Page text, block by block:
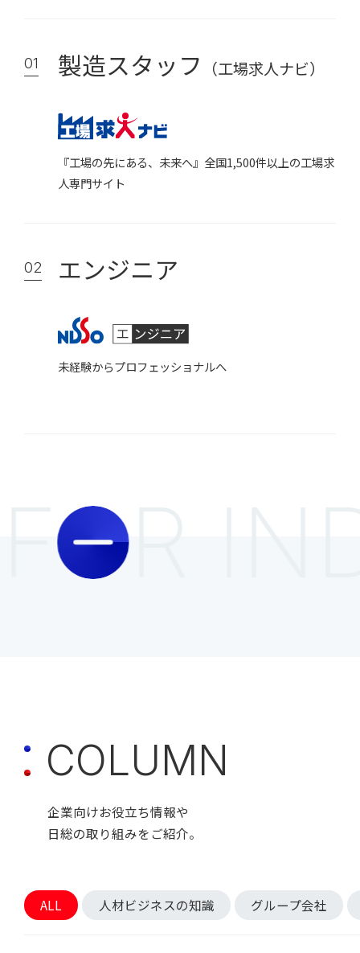
01 製造スタッフ （工場求人ナビ）
『工場の先にある、未来へ』全国1,500件以上の工場求
人専門サイト
02 エンジニア
未経験からプロフェッショナルへ
OR
COLUMN
企業向けお役立ち情報や
日総の取り組みをご紹介。
ALL 人材ビジネスの知識 グループ会社